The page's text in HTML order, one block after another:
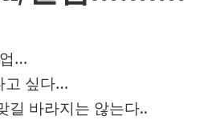
…
고 싶다…
길 바라지는 않는다..